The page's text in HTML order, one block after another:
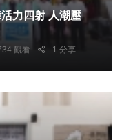
觀看 1 分享